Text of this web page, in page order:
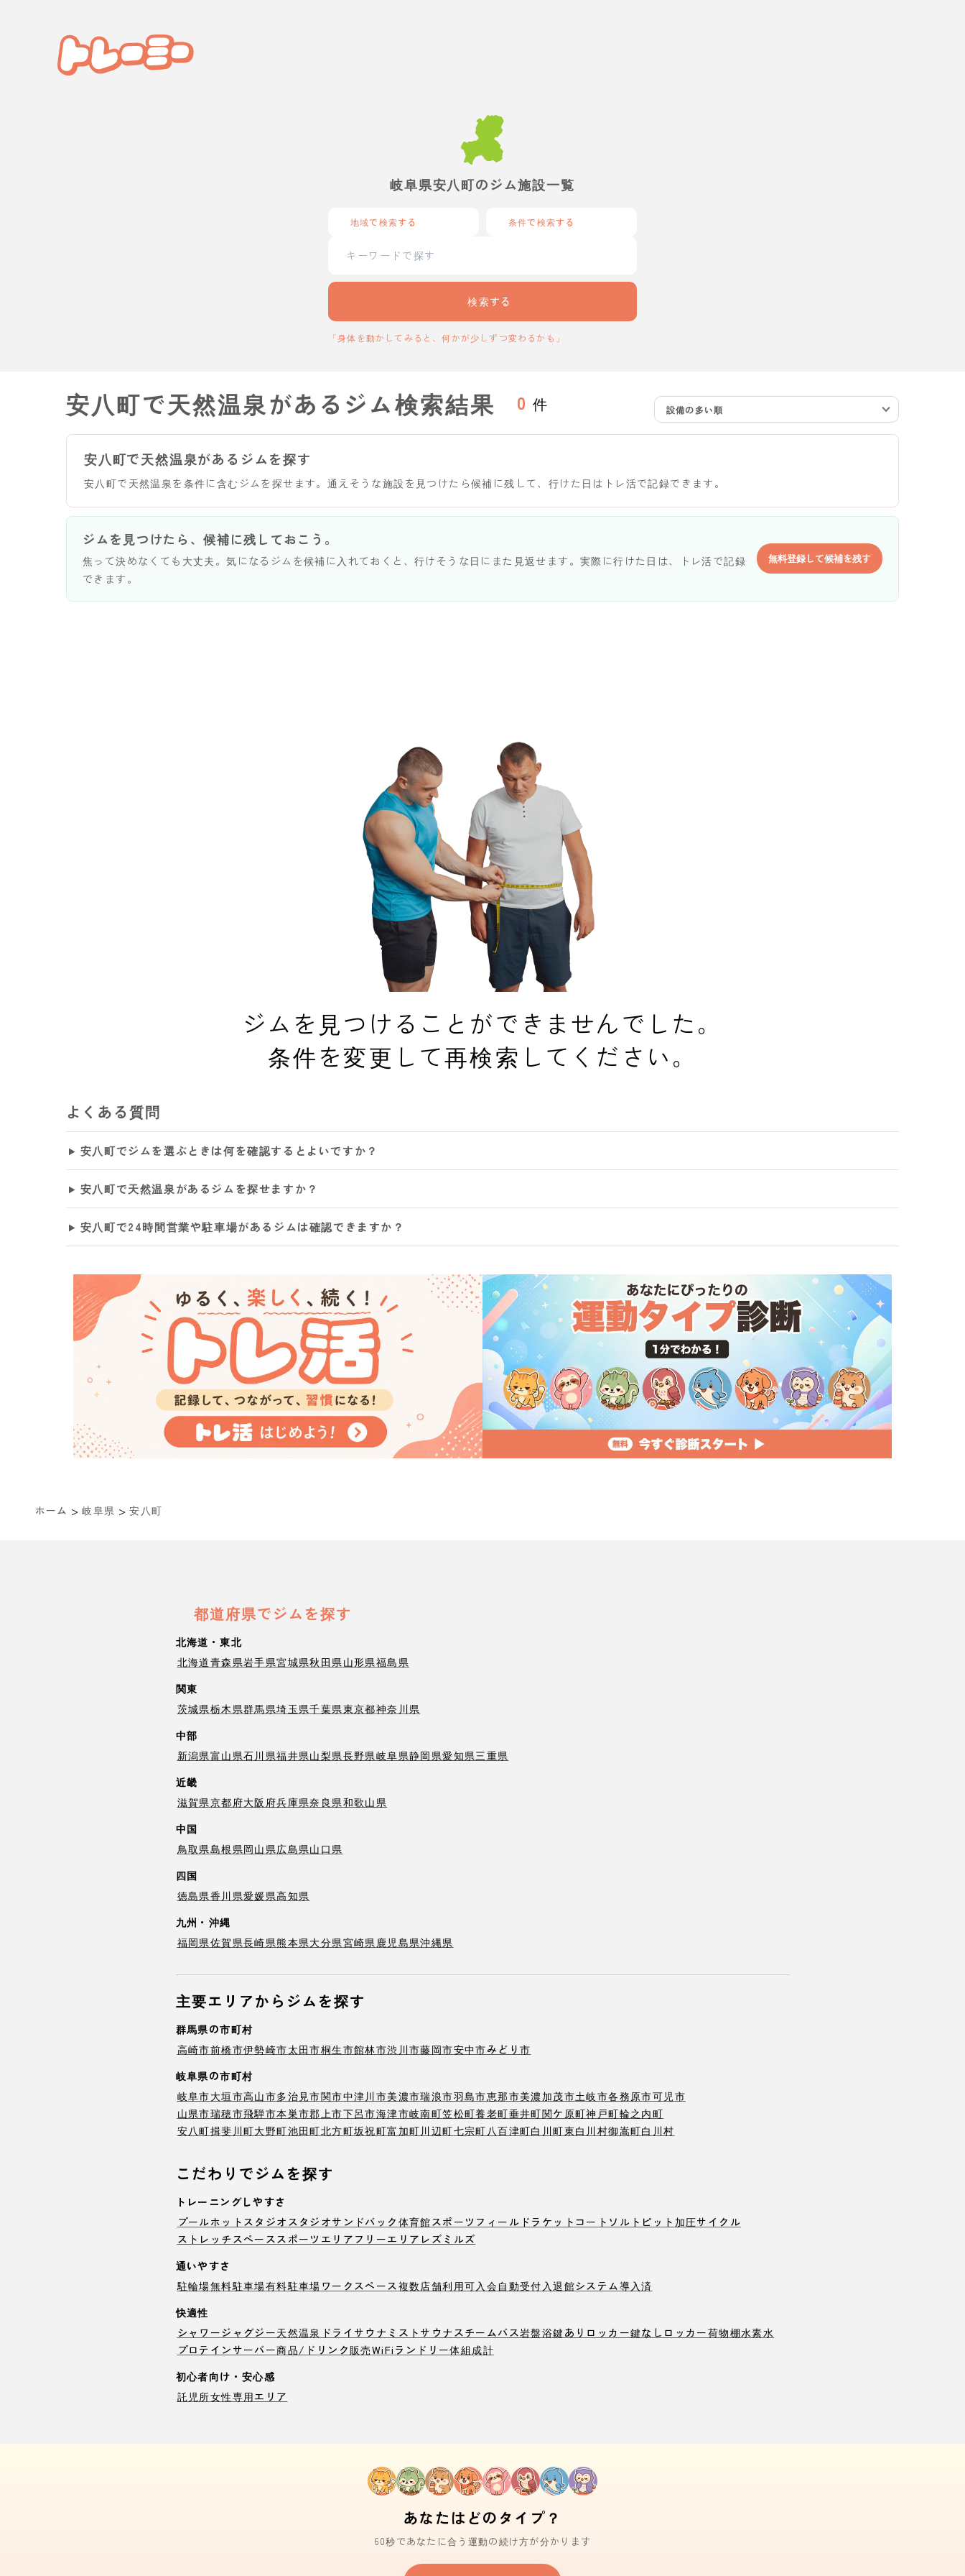
岐阜県安八町のジム施設一覧
地域で検索する 条件で検索する
検索する
「身体を動かしてみると、何かが少しずつ変わるかも」
安八町で天然温泉があるジム検索結果 0 件 設備の多い順
安八町で天然温泉があるジムを探す
安八町で天然温泉を条件に含むジムを探せます。通えそうな施設を見つけたら候補に残して、行けた日はトレ活で記録できます。
ジムを見つけたら、候補に残しておこう。
焦って決めなくても大丈夫。気になるジムを候補に入れておくと、行けそうな日にまた見返せます。実際に行けた日は、トレ活で記録
できます。
無料登録して候補を残す
ジムを見つけることができませんでした。
条件を変更して再検索してください。
よくある質問
安八町でジムを選ぶときは何を確認するとよいですか？
安八町で天然温泉があるジムを探せますか？
安八町で24時間営業や駐車場があるジムは確認できますか？
ホーム > 岐阜県 > 安八町
都道府県でジムを探す
北海道・東北
北海道青森県岩手県宮城県秋田県山形県福島県
関東
茨城県栃木県群馬県埼玉県千葉県東京都神奈川県
中部
新潟県富山県石川県福井県山梨県長野県岐阜県静岡県愛知県三重県
近畿
滋賀県京都府大阪府兵庫県奈良県和歌山県
中国
鳥取県島根県岡山県広島県山口県
四国
徳島県香川県愛媛県高知県
九州・沖縄
福岡県佐賀県長崎県熊本県大分県宮崎県鹿児島県沖縄県
主要エリアからジムを探す
群馬県の市町村
高崎市前橋市伊勢崎市太田市桐生市館林市渋川市藤岡市安中市みどり市
岐阜県の市町村
岐阜市大垣市高山市多治見市関市中津川市美濃市瑞浪市羽島市恵那市美濃加茂市土岐市各務原市可児市
山県市瑞穂市飛騨市本巣市郡上市下呂市海津市岐南町笠松町養老町垂井町関ケ原町神戸町輪之内町
安八町揖斐川町大野町池田町北方町坂祝町富加町川辺町七宗町 八百津町白川町東白川村御嵩町白川村
こだわりでジムを探す
トレーニングしやすさ
プールホットスタジオ スタジオサンドバック 体育館スポーツフィールド ラケットコート ソルトピット 加圧サイクル
ストレッチスペーススポーツエリア フリーエリア レズミルズ
通いやすさ
駐輪場無料駐車場有料駐車場 ワークスペース複数店舗利用可入会自動受付 入退館システム導入済
快適性
シャワージャグジー天然温泉 ドライサウナ ミストサウナ スチームバス岩盤浴鍵ありロッカー鍵なしロッカー荷物棚水素水
プロテインサーバー商品/ドリンク販売WiFi ランドリー体組成計
初心者向け・安心感
託児所女性専用エリア
あなたはどのタイプ？
60秒であなたに合う運動の続け方が分かります